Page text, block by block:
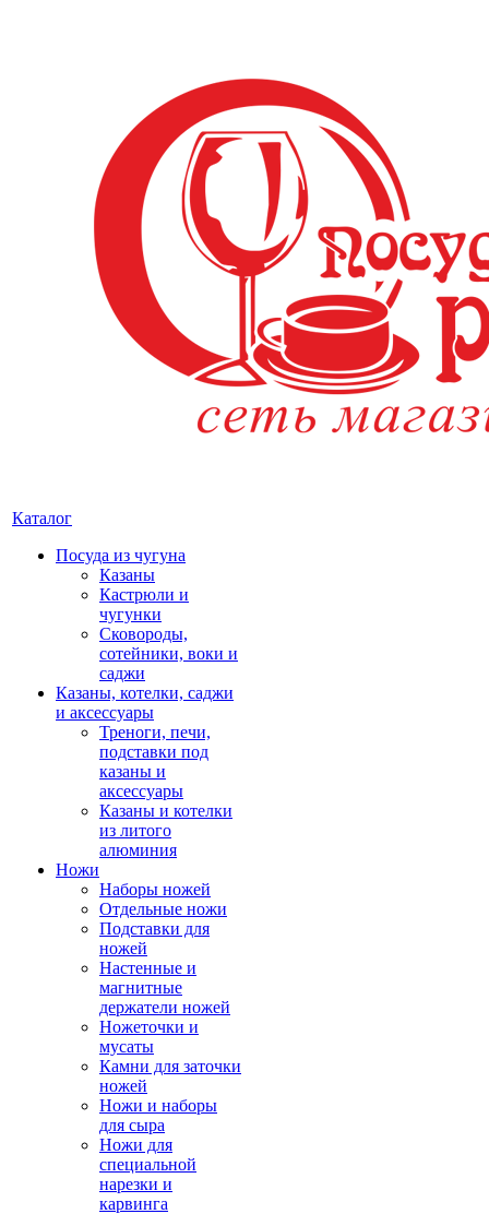
Каталог
Посуда из чугуна
Казаны
Кастрюли и
чугунки
Сковороды,
сотейники, воки и
саджи
Казаны, котелки, саджи
и аксессуары
Треноги, печи,
подставки под
казаны и
аксессуары
Казаны и котелки
из литого
алюминия
Ножи
Наборы ножей
Отдельные ножи
Подставки для
ножей
Настенные и
магнитные
держатели ножей
Ножеточки и
мусаты
Камни для заточки
ножей
Ножи и наборы
для сыра
Ножи для
специальной
нарезки и
карвинга